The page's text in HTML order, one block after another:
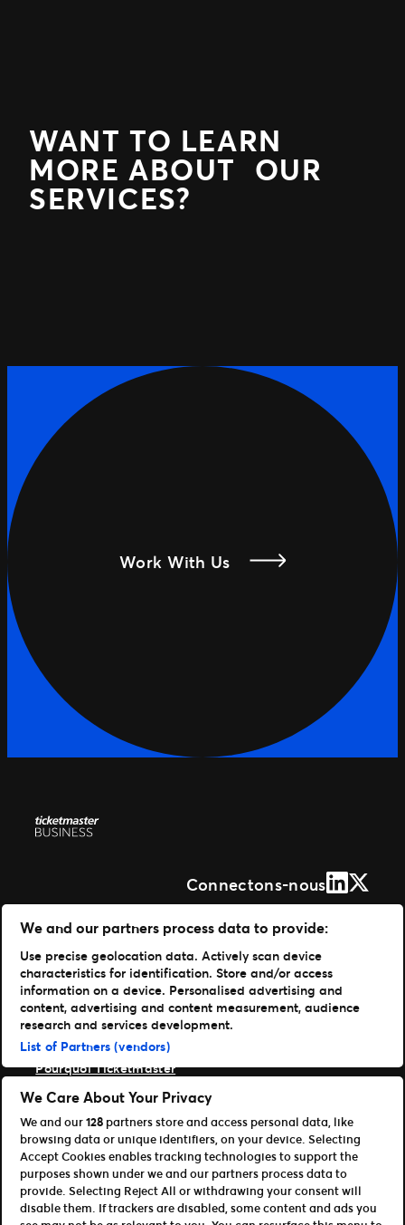
WANT TO LEARN
MORE ABOUT OUR
SERVICES?
Work With Us
Connectons-nousLinkedIn
X
Solutions
Gestion de vos événements
Distribuer vos billets
Des experts à votre service
Expérience fan
Entreprise
Pourquoi Ticketmaster
Notre histoire
Carrières Live Nation
Ressources
Accès Organisateur
Référencer votre événement
Devenir affilié
We and our partners process data to provide:
Use precise geolocation data. Actively scan device
characteristics for identification. Store and/or access
information on a device. Personalised advertising and
content, advertising and content measurement, audience
research and services development.
List of Partners (vendors)
We Care About Your Privacy
We and our128 partners store and access personal data, like
browsing data or unique identifiers, on your device. Selecting
Accept Cookies enables tracking technologies to support the
purposes shown under we and our partners process data to
provide. Selecting Reject All or withdrawing your consent will
disable them. If trackers are disabled, some content and ads you